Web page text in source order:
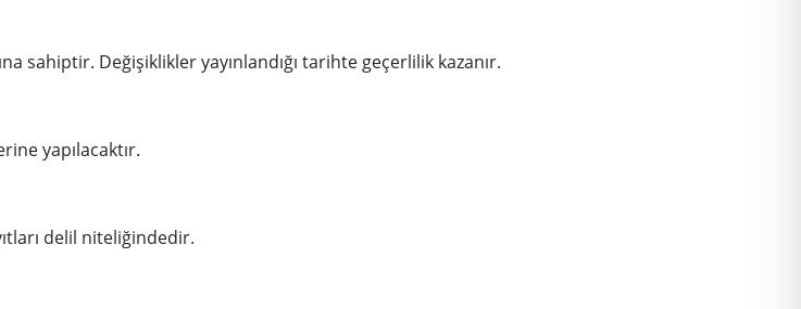
sahiptir. Değişiklikler yayınlandığı tarihte geçerlilik kazanır.
yapılacaktır.
delil niteliğindedir.